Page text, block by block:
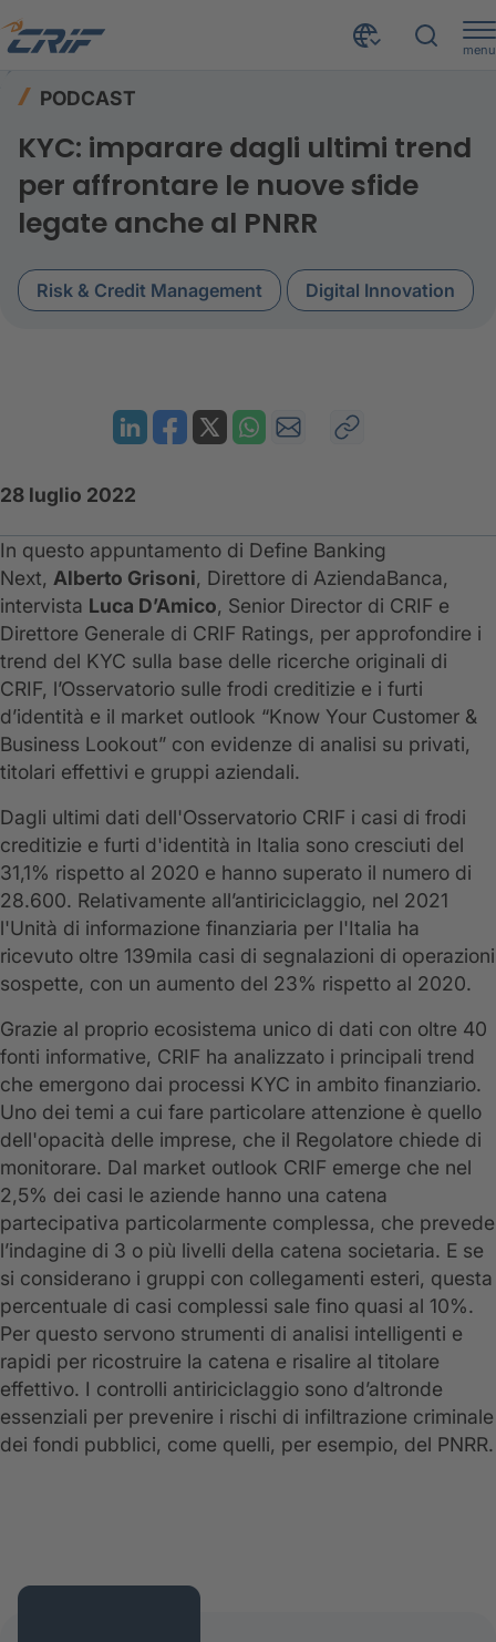
menu
PODCAST
KYC: imparare dagli ultimi trend
per affrontare le nuove sfide
legate anche al PNRR
Risk & Credit Management Digital Innovation
28 luglio 2022
In questo appuntamento di Define Banking
Next, Alberto Grisoni, Direttore di AziendaBanca,
intervista Luca D’Amico, Senior Director di CRIF e
Direttore Generale di CRIF Ratings, per approfondire i
trend del KYC sulla base delle ricerche originali di
CRIF, l’Osservatorio sulle frodi creditizie e i furti
d’identità e il market outlook “Know Your Customer &
Business Lookout” con evidenze di analisi su privati,
titolari effettivi e gruppi aziendali.
Dagli ultimi dati dell'Osservatorio CRIF i casi di frodi
creditizie e furti d'identità in Italia sono cresciuti del
31,1% rispetto al 2020 e hanno superato il numero di
28.600. Relativamente all’antiriciclaggio, nel 2021
l'Unità di informazione finanziaria per l'Italia ha
ricevuto oltre 139mila casi di segnalazioni di operazioni
sospette, con un aumento del 23% rispetto al 2020.
Grazie al proprio ecosistema unico di dati con oltre 40
fonti informative, CRIF ha analizzato i principali trend
che emergono dai processi KYC in ambito finanziario.
Uno dei temi a cui fare particolare attenzione è quello
dell'opacità delle imprese, che il Regolatore chiede di
monitorare. Dal market outlook CRIF emerge che nel
2,5% dei casi le aziende hanno una catena
partecipativa particolarmente complessa, che prevede
l’indagine di 3 o più livelli della catena societaria. E se
si considerano i gruppi con collegamenti esteri, questa
percentuale di casi complessi sale fino quasi al 10%.
Per questo servono strumenti di analisi intelligenti e
rapidi per ricostruire la catena e risalire al titolare
effettivo. I controlli antiriciclaggio sono d’altronde
essenziali per prevenire i rischi di infiltrazione criminale
dei fondi pubblici, come quelli, per esempio, del PNRR.